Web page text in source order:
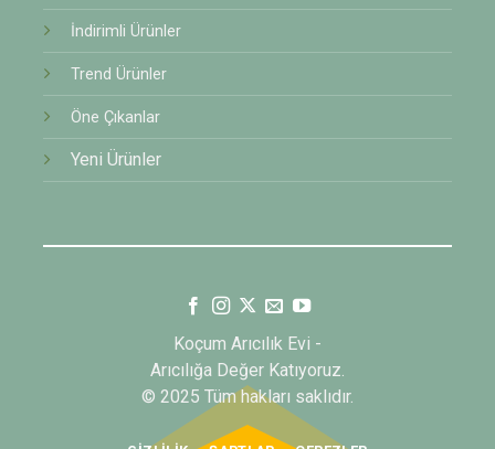
İndirimli Ürünler
Trend Ürünler
Öne Çıkanlar
Yeni Ürünler
Koçum Arıcılık Evi -
Arıcılığa Değer Katıyoruz.
© 2025 Tüm hakları saklıdır.